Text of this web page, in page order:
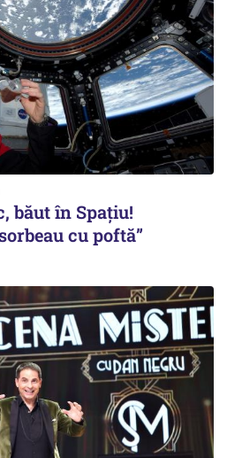
băut în Spațiu!
cu poftă”